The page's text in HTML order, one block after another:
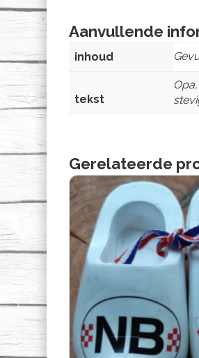
Aanvullende
inhoud
tekst
Gerelateerde